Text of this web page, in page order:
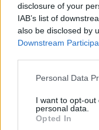
disclosure of your
IAB’s list of
also be disclosed by
Downstream
Please note that this
not limited to your
grant or deny
use your data for
Personal Data
I want to opt-
personal data.
Opted In
BENESSERE